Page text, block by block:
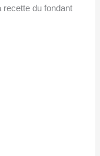
recette du fondant